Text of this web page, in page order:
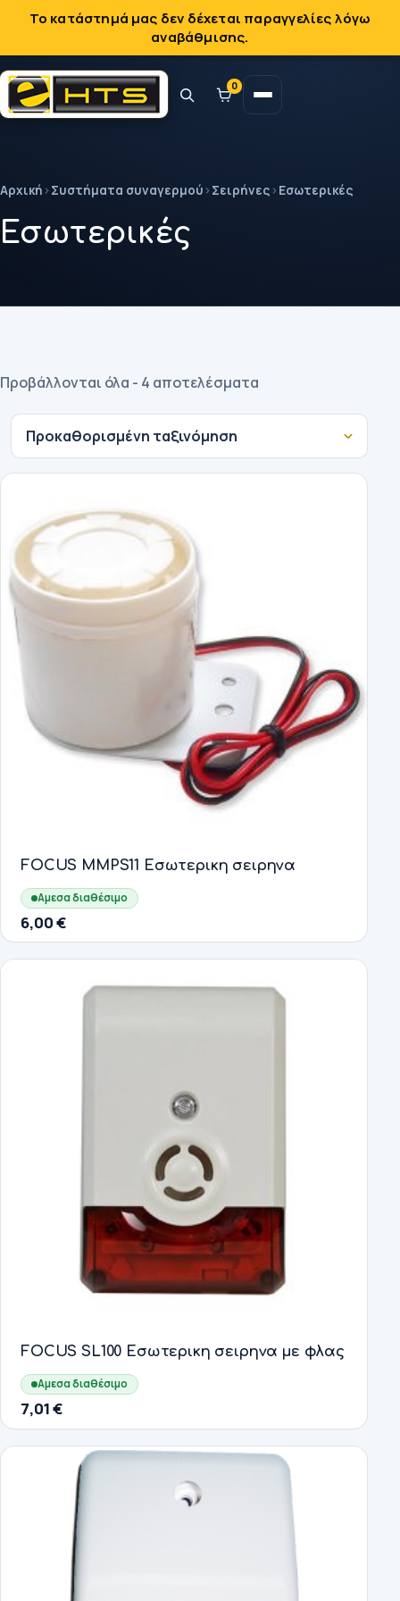
Το κατάστημά μας δεν δέχεται παραγγελίες λόγω
αναβάθμισης.
0
Αρχική ›Συστήματα συναγερμού ›Σειρήνες ›Εσωτερικές
Εσωτερικές
Προβάλλονται όλα - 4 αποτελέσματα
FOCUS MMPS11 Εσωτερικη σειρηνα
Αμεσα διαθέσιμο
6,00€
FOCUS SL100 Εσωτερικη σειρηνα με φλας
Αμεσα διαθέσιμο
7,01€